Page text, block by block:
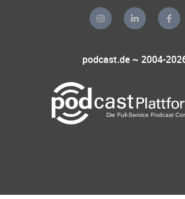
podcast.de ~ 2004-